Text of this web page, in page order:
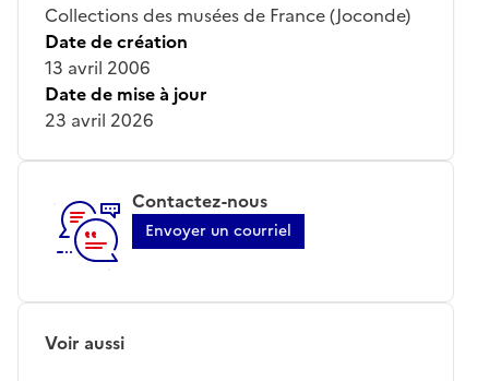
Collections des musées de France (Joconde)
Date de création
13 avril 2006
Date de mise à jour
23 avril 2026
Contactez-nous
Envoyer un courriel
Voir aussi